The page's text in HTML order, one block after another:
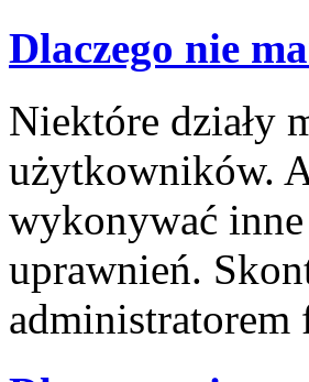
Dlaczego nie
Niektóre działy
użytkowników.
wykonywać
uprawnień.
administratorem